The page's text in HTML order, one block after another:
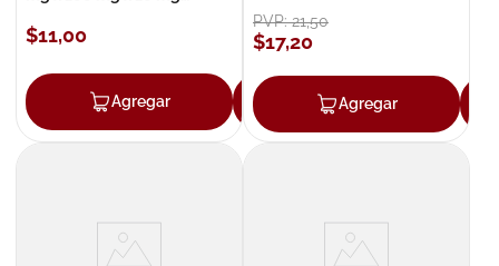
$11,00
Agregar Agregar
PVP:21,50
$17,20
Agregar